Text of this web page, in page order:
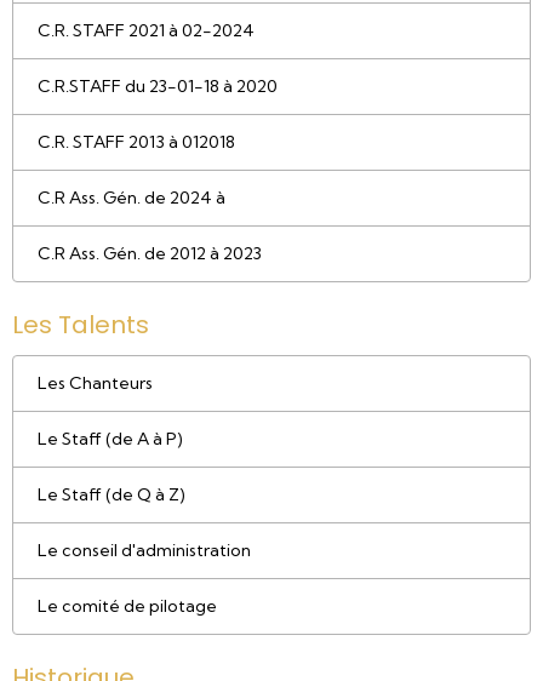
C.R. STAFF 2021 à 02-2024
C.R.STAFF du 23-01-18 à 2020
C.R. STAFF 2013 à 012018
C.R Ass. Gén. de 2024 à
C.R Ass. Gén. de 2012 à 2023
Les Talents
Les Chanteurs
Le Staff (de A à P)
Le Staff (de Q à Z)
Le conseil d'administration
Le comité de pilotage